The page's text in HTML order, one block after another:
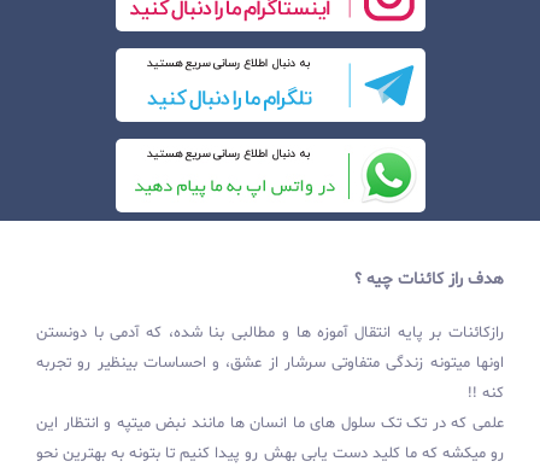
هدف راز کائنات چیه ؟
رازکائنات بر پایه انتقال آموزه ها و مطالبی بنا شده، که آدمی با دونستن
اونها میتونه زندگی متفاوتی سرشار از عشق، و احساسات بینظیر رو تجربه
کنه !!
علمی که در تک تک سلول های ما انسان ها مانند نبض میتپه و انتظار این
رو میکشه که ما کلید دست یابی بهش رو پیدا کنیم تا بتونه به بهترین نحو